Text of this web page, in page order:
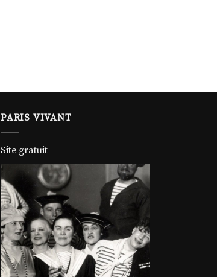
PARIS VIVANT
Site gratuit